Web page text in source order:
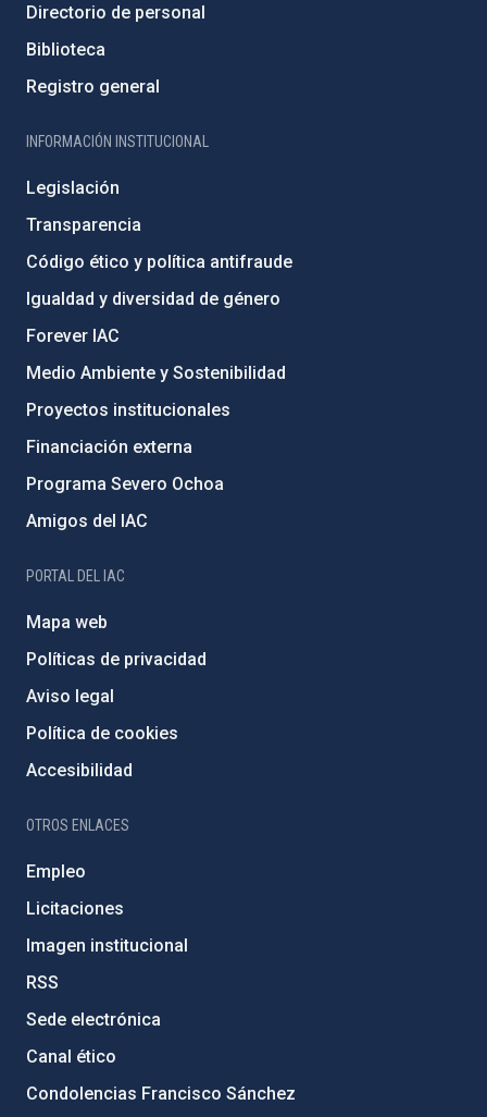
Directorio de personal
Biblioteca
Registro general
INFORMACIÓN INSTITUCIONAL
Legislación
Transparencia
Código ético y política antifraude
Igualdad y diversidad de género
Forever IAC
Medio Ambiente y Sostenibilidad
Proyectos institucionales
Financiación externa
Programa Severo Ochoa
Amigos del IAC
PORTAL DEL IAC
Mapa web
Políticas de privacidad
Aviso legal
Política de cookies
Accesibilidad
OTROS ENLACES
Empleo
Licitaciones
Imagen institucional
RSS
Sede electrónica
Canal ético
Condolencias Francisco Sánchez